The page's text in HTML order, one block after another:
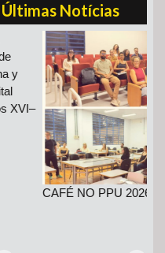
Últimas Notícias
CAFÉ NO PPU 2026!